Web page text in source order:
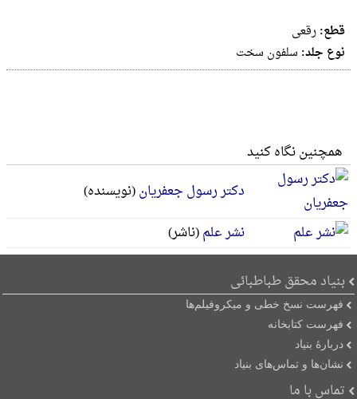
قطع:رقعى
نوع جلد: سلفون سخت
همچنین نگاه کنید
دکتر رسول جعفریان(نویسنده)
نشر علم(ناشر)
بنیاد محقق طباطبائی
فهرست نسخ خطی و میکروفیلم‌ها
فهرست کتابخانه
دربارۀ بنیاد
نشان‌ها و تماس‌های بنیاد
تماس با ما